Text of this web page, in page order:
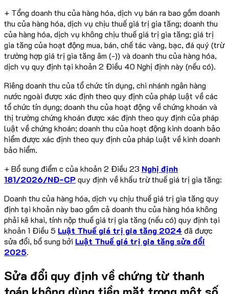
+ Tổng doanh thu của hàng hóa, dịch vụ bán ra bao gồm doanh
thu của hàng hóa, dịch vụ chịu thuế giá trị gia tăng; doanh thu
của hàng hóa, dịch vụ không chịu thuế giá trị gia tăng; giá trị
gia tăng của hoạt động mua, bán, chế tác vàng, bạc, đá quý (trừ
trường hợp giá trị gia tăng âm (-)) và doanh thu của hàng hóa,
dịch vụ quy định tại khoản 2 Điều 40 Nghị định này (nếu có).
Riêng doanh thu của tổ chức tín dụng, chi nhánh ngân hàng
nước ngoài được xác định theo quy định của pháp luật về các
tổ chức tín dụng; doanh thu của hoạt động về chứng khoán và
thị trường chứng khoán được xác định theo quy định của pháp
luật về chứng khoán; doanh thu của hoạt động kinh doanh bảo
hiểm được xác định theo quy định của pháp luật về kinh doanh
bảo hiểm.
+ Bổ sung điểm c của khoản 2 Điều 23 Nghị định
181/2026/NĐ-CPquy định về khấu trừ thuế giá trị gia tăng:
Doanh thu của hàng hóa, dịch vụ chịu thuế giá trị gia tăng quy
định tại khoản này bao gồm cả doanh thu của hàng hóa không
phải kê khai, tính nộp thuế giá trị gia tăng (nếu có) quy định tại
khoản 1 Điều 5 Luật Thuế giá trị gia tăng 2024 đã được
sửa đổi, bổ sung bởi Luật Thuế giá trị gia tăng sửa đổi
2025.
Sửa đổi quy định về chứng từ thanh